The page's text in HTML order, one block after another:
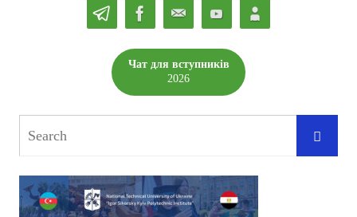
Чат для вступників
2026